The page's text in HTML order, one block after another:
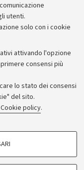
utenti.
solo con i cookie
attivando l'opzione
consensi più
lo stato dei consensi
del sito.
policy.